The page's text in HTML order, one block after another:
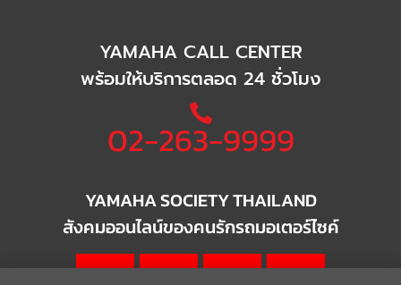
YAMAHA CALL CENTER
พร้อมให้บริการตลอด 24 ชั่วโมง
02-263-9999
YAMAHA SOCIETY THAILAND
สังคมออนไลน์ของคนรักรถมอเตอร์ไซค์